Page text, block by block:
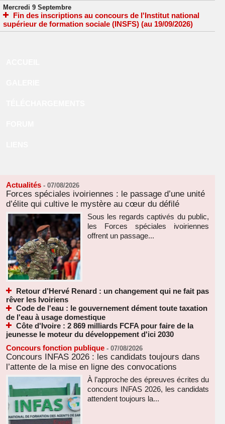
Mercredi 9 Septembre
Fin des inscriptions au concours de l'Institut national
supérieur de formation sociale (INSFS) (au 19/09/2026)
Actualités - 07/08/2026
Forces spéciales ivoiriennes : le passage d’une unité
d’élite qui cultive le mystère au cœur du défilé
Sous les regards captivés du public,
les Forces spéciales ivoiriennes
offrent un passage...
Retour d’Hervé Renard : un changement qui ne fait pas
rêver les Ivoiriens
Code de l'eau : le gouvernement dément toute taxation
de l'eau à usage domestique
Côte d'Ivoire : 2 869 milliards FCFA pour faire de la
jeunesse le moteur du développement d'ici 2030
Concours fonction publique - 07/08/2026
Concours INFAS 2026 : les candidats toujours dans
l’attente de la mise en ligne des convocations
À l’approche des épreuves écrites du
concours INFAS 2026, les candidats
attendent toujours la...